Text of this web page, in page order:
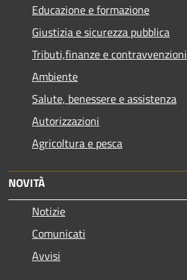
Educazione e formazione
Giustizia e sicurezza pubblica
Tributi,finanze e contravvenzioni
Ambiente
Salute, benessere e assistenza
Autorizzazioni
Agricoltura e pesca
NOVITÀ
Notizie
Comunicati
Avvisi